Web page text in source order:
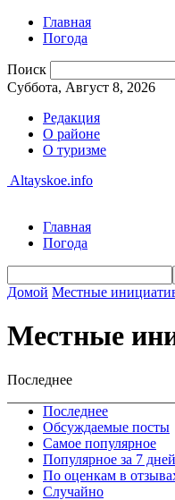
Главная
Погода
Поиск
Суббота, Август 8, 2026
Редакция
О районе
О туризме
Altayskoe.info
Главная
Погода
Домой Местные
Местные
Последнее
Последнее
Обсуждаемые посты
Самое популярное
Популярное за 7 дней
По оценкам в
Случайно